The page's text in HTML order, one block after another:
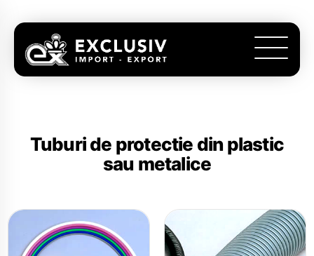
Tuburi de protectie din plastic
sau metalice